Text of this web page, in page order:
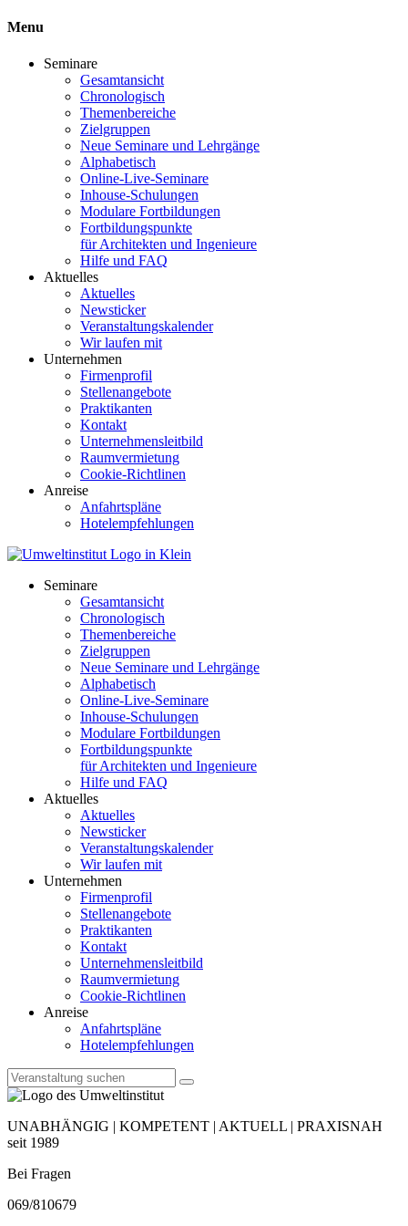
Menu
Seminare
Gesamtansicht
Chronologisch
Themenbereiche
Zielgruppen
Neue Seminare und Lehrgänge
Alphabetisch
Online-Live-Seminare
Inhouse-Schulungen
Modulare Fortbildungen
Fortbildungspunkte
für Architekten und Ingenieure
Hilfe und FAQ
Aktuelles
Aktuelles
Newsticker
Veranstaltungskalender
Wir laufen mit
Unternehmen
Firmenprofil
Stellenangebote
Praktikanten
Kontakt
Unternehmensleitbild
Raumvermietung
Cookie-Richtlinen
Anreise
Anfahrtspläne
Hotelempfehlungen
Seminare
Gesamtansicht
Chronologisch
Themenbereiche
Zielgruppen
Neue Seminare und Lehrgänge
Alphabetisch
Online-Live-Seminare
Inhouse-Schulungen
Modulare Fortbildungen
Fortbildungspunkte
für Architekten und Ingenieure
Hilfe und FAQ
Aktuelles
Aktuelles
Newsticker
Veranstaltungskalender
Wir laufen mit
Unternehmen
Firmenprofil
Stellenangebote
Praktikanten
Kontakt
Unternehmensleitbild
Raumvermietung
Cookie-Richtlinen
Anreise
Anfahrtspläne
Hotelempfehlungen
UNABHÄNGIG | KOMPETENT | AKTUELL | PRAXISNAH
seit 1989
Bei Fragen
069/810679